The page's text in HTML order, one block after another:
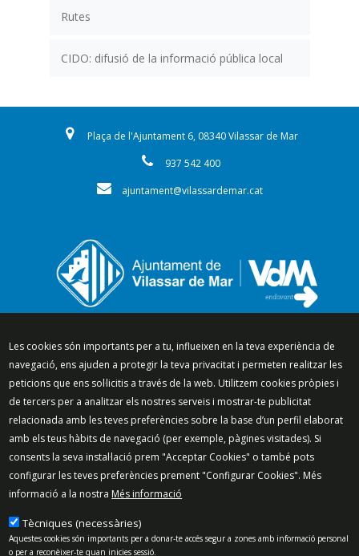
Rutes
CIDO: difusió de la informació pública local
Plaça de l'Ajuntament 6, 08340 Vilassar de Mar
937 542 400
ajuntament@vilassardemar.cat
Segueix-nos a:
Mapa del lloc
Política de Privacitat
Política de Xarxes Socials
Política de cookies
Protecció de dades
Avís legal
Contacte
Preguntes freqüents
© 2025 - Ajuntament de Vilassar de Mar
Les cookies són importants per a tu, influeixen en la teva experiència de
navegació, ens ajuden a protegir la teva privacitat i permeten realitzar les
peticions que ens sol·licitis a través de la web. Utilitzem cookies pròpies i
de tercers per a analitzar els nostres serveis i mostrar-te publicitat
relacionada amb les teves preferències sobre la base d’un perfil elaborat
amb els teus hàbits de navegació (per exemple, pàgines visitades). Si
consents la seva instal·lació prem "Acceptar Cookies" o també pots
configurar les teves preferències prement "Configurar Cookies". Més
informació a la nostra Més informació
Tècniques (necessàries)
Aquestes cookies són importants per a donar-te accés segur a zones amb informació personal
o per a reconèixer-te quan inicies sessió.